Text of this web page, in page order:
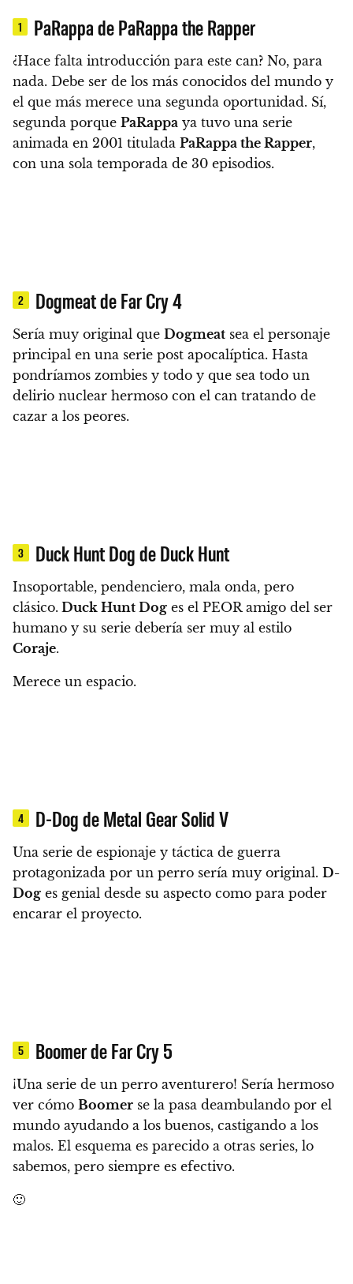
1 PaRappa de PaRappa the Rapper
¿Hace falta introducción para este can? No, para
nada. Debe ser de los más conocidos del mundo y
el que más merece una segunda oportunidad. Sí,
segunda porque PaRappa ya tuvo una serie
animada en 2001 titulada PaRappa the Rapper,
con una sola temporada de 30 episodios.
2 Dogmeat de Far Cry 4
Sería muy original que Dogmeat sea el personaje
principal en una serie post apocalíptica. Hasta
pondríamos zombies y todo y que sea todo un
delirio nuclear hermoso con el can tratando de
cazar a los peores.
3 Duck Hunt Dog de Duck Hunt
Insoportable, pendenciero, mala onda, pero
clásico. Duck Hunt Dog es el PEOR amigo del ser
humano y su serie debería ser muy al estilo
Coraje.
Merece un espacio.
4 D-Dog de Metal Gear Solid V
Una serie de espionaje y táctica de guerra
protagonizada por un perro sería muy original. D-
Dog es genial desde su aspecto como para poder
encarar el proyecto.
5 Boomer de Far Cry 5
¡Una serie de un perro aventurero! Sería hermoso
ver cómo Boomer se la pasa deambulando por el
mundo ayudando a los buenos, castigando a los
malos. El esquema es parecido a otras series, lo
sabemos, pero siempre es efectivo.
🙂